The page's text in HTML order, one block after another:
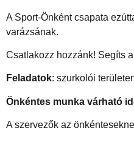
A Sport-Önként csapata
varázsának.
Csatlakozz hozzánk! Segíts
Feladatok: szurkolói
Önkéntes munka várható
A szervezők az